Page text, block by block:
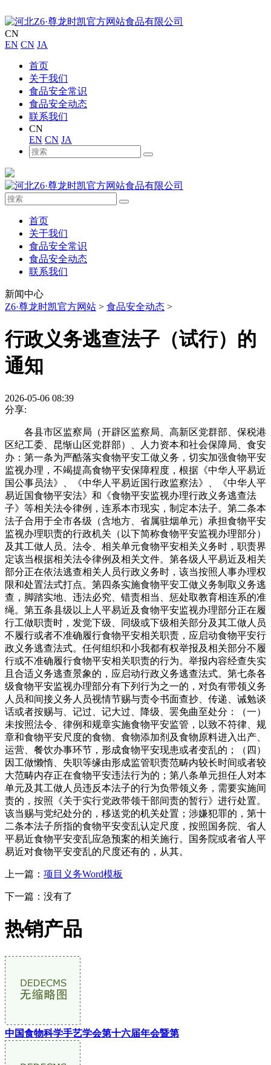
CN
EN CN JA
首页
关于我们
食品安全常识
食品安全动态
联系我们
CN
EN CN JA
首页
关于我们
食品安全常识
食品安全动态
联系我们
新闻中心
Z6·尊龙时凯官方网站 > 食品安全动态 >
行政义务逃查法子（试行）的
通知
2026-05-06 08:39
分享:
各县市区监察局（开辟区监察局、高新区党群部、保税港
区纪工委、昆惭山区党群部）、人力资本和社会保障局、食安
办：第一条为严酷落实食物平安工做义务，切实加强食物平安
监视办理，不竭提高食物平安保障程度，根据《中华人平易近
国公事员法》、《中华人平易近国行政监察法》、《中华人平
易近国食物平安法》和《食物平安监视办理行政义务逃查法
子》等相关法令律例，连系本市现实，制定本法子。第二条本
法子合用于全市各级（含地方、省属驻烟单元）承担食物平安
监视办理职责的行政机关（以下简称食物平安监视办理部分）
及其工做人员。法令、相关单元食物平安相关义务时，职责界
定该当根据相关法令律例及相关文件。第各级人平易近及相关
部分正在依法逃查相关人员行政义务时，该当按照人事办理权
限和处置法式打点。第四条实施食物平安工做义务制取义务逃
查，脚踏实地、违法必究、错责相当、惩处取教育相连系的准
绳。第五条县级以上人平易近及食物平安监视办理部分正在履
行工做职责时，发觉下级、同级或下级相关部分及其工做人员
不履行或者不准确履行食物平安相关职责，应启动食物平安行
政义务逃查法式。任何组织和小我都有权举报及相关部分不履
行或不准确履行食物平安相关职责的行为。举报内容经查失实
且合适义务逃查景象的，应启动行政义务逃查法式。第七条各
级食物平安监视办理部分有下列行为之一的，对负有带领义务
人员和间接义务人员视情节赐与责令书面查抄、传递、诫勉谈
话或者按赐与、记过、记大过、降级、罢免曲至处分：（一）
未按照法令、律例和规章实施食物平安监管，以致不符律、规
章和食物平安尺度的食物、食物添加剂及食物原料进入出产、
运营、餐饮办事环节，形成食物平安现患或者变乱的；（四）
因工做懒惰、失职等缘由形成监管职责范畴内较长时间或者较
大范畴内存正在食物平安违法行为的；第八条单元担任人对本
单元及其工做人员违反本法子的行为负带领义务，需要实施间
责的，按照《关于实行党政带领干部间责的暂行》进行处置。
该当赐与党纪处分的，移送党的机关处置；涉嫌犯罪的，第十
二条本法子所指的食物平安变乱认定尺度，按照国务院、省人
平易近食物平安变乱应急预案的相关施行。国务院或者省人平
易近对食物平安变乱的尺度还有的，从其。
上一篇： 项目义务Word模板
下一篇：没有了
热销产品
中国食物科学手艺学会第十六届年会暨第